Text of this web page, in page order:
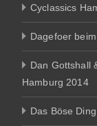
Cyclassics
Dagefoer
Dan Gottshall
Hamburg 2014
Das Böse